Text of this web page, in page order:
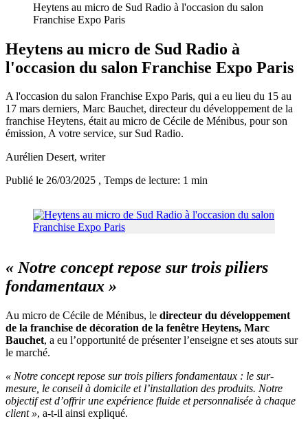
Heytens au micro de Sud Radio à l'occasion du salon
Franchise Expo Paris
Heytens au micro de Sud Radio à
l'occasion du salon Franchise Expo Paris
A l'occasion du salon Franchise Expo Paris, qui a eu lieu du 15 au
17 mars derniers, Marc Bauchet, directeur du développement de la
franchise Heytens, était au micro de Cécile de Ménibus, pour son
émission, A votre service, sur Sud Radio.
Aurélien Desert, writer
Publié le 26/03/2025 , Temps de lecture: 1 min
« Notre concept repose sur trois piliers
fondamentaux »
Au micro de Cécile de Ménibus, le directeur du développement
de la franchise de décoration de la fenêtre Heytens, Marc
Bauchet, a eu l’opportunité de présenter l’enseigne et ses atouts sur
le marché.
« Notre concept repose sur trois piliers fondamentaux : le sur-
mesure, le conseil à domicile et l’installation des produits. Notre
objectif est d’offrir une expérience fluide et personnalisée à chaque
client », a-t-il ainsi expliqué.